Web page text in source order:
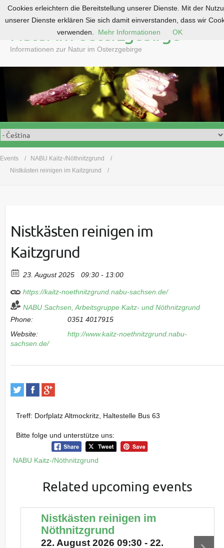
o
e
n
Natur im Osterzgebirge
Informationen zur Natur im Osterzgebirge
Events
NABU Kaitz-/Nöthnitzgrund
Nistkästen reinigen im Kaitzgrund
Nistkästen reinigen im
Kaitzgrund
23. August 2025 09:30 - 13:00
https://kaitz-noethnitzgrund.nabu-sachsen.de/
NABU Sachsen, Arbeitsgruppe Kaitz- und Nöthnitzgrund
Phone:
0351 4017915
Website:
http://www.kaitz-noethnitzgrund.nabu-
sachsen.de/
Treff: Dorfplatz Altmockritz, Haltestelle Bus 63
Bitte folge und unterstütze uns:
NABU Kaitz-/Nöthnitzgrund
Related upcoming events
Nistkästen reinigen im
Nöthnitzgrund
22. August 2026 09:30 - 22.
Cookies erleichtern die Bereitstellung unserer Dienste. Mit der
unserer Dienste erklären Sie sich damit einverstanden, dass wir
verwenden.
Mehr Informationen OK